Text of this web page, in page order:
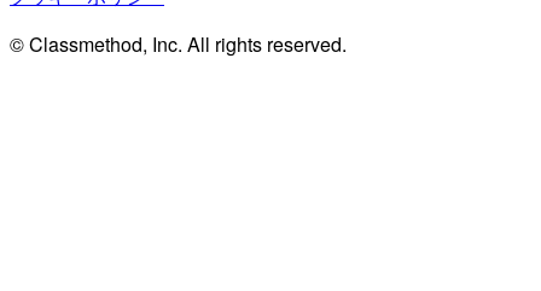
© Classmethod, Inc. All rights reserved.